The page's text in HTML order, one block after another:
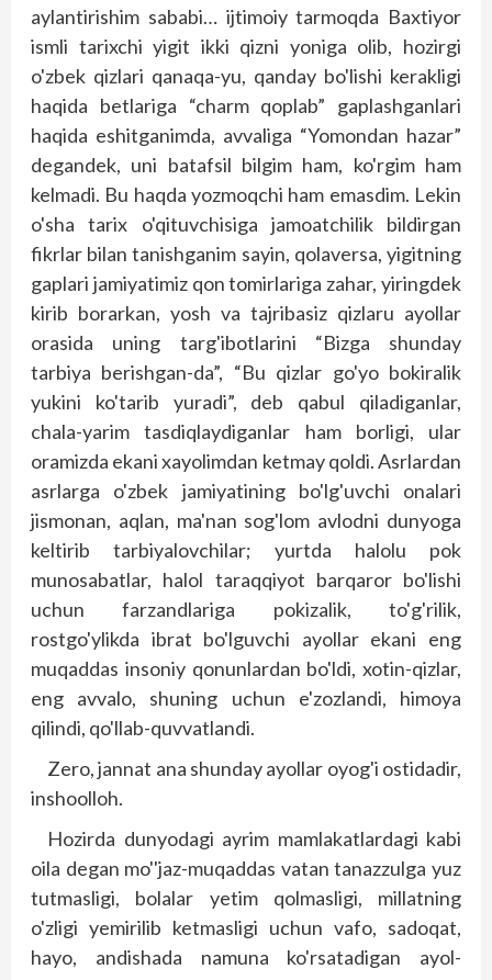
aylantirishim sababi… ijtimoiy tarmoqda Baxtiyor
ismli tarixchi yigit ikki qizni yoniga olib, hozirgi
o'zbek qizlari qanaqa-yu, qanday bo'lishi kerakligi
haqida betlariga “charm qoplab” gaplashganlari
haqida eshitganimda, avvaliga “Yomondan hazar”
degandek, uni batafsil bilgim ham, ko'rgim ham
kelmadi. Bu haqda yozmoqchi ham emasdim. Lekin
o'sha tarix o'qituvchisiga jamoatchilik bildirgan
fikrlar bilan tanishganim sayin, qolaversa, yigitning
gaplari jamiyatimiz qon tomirlariga zahar, yiringdek
kirib borarkan, yosh va tajribasiz qizlaru ayollar
orasida uning targ'ibotlarini “Bizga shunday
tarbiya berishgan-da”, “Bu qizlar go'yo bokiralik
yukini ko'tarib yuradi”, deb qabul qiladiganlar,
chala-yarim tasdiqlaydiganlar ham borligi, ular
oramizda ekani xayolimdan ketmay qoldi. Asrlardan
asrlarga o'zbek jamiyatining bo'lg'uvchi onalari
jismonan, aqlan, ma'nan sog'lom avlodni dunyoga
keltirib tarbiyalovchilar; yurtda halolu pok
munosabatlar, halol taraqqiyot barqaror bo'lishi
uchun farzandlariga pokizalik, to'g'rilik,
rostgo'ylikda ibrat bo'lguvchi ayollar ekani eng
muqaddas insoniy qonunlardan bo'ldi, xotin-qizlar,
eng avvalo, shuning uchun e'zozlandi, himoya
qilindi, qo'llab-quvvatlandi.
Zero, jannat ana shunday ayollar oyog'i ostidadir,
inshoolloh.
Hozirda dunyodagi ayrim mamlakatlardagi kabi
oila degan mo''jaz-muqaddas vatan tanazzulga yuz
tutmasligi, bolalar yetim qolmasligi, millatning
o'zligi yemirilib ketmasligi uchun vafo, sadoqat,
hayo, andishada namuna ko'rsatadigan ayol-